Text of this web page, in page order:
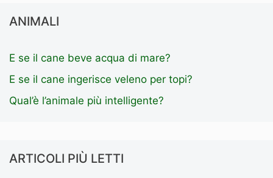
ANIMALI
E se il cane beve acqua di mare?
E se il cane ingerisce veleno per topi?
Qual’è l’animale più intelligente?
ARTICOLI PIÙ LETTI